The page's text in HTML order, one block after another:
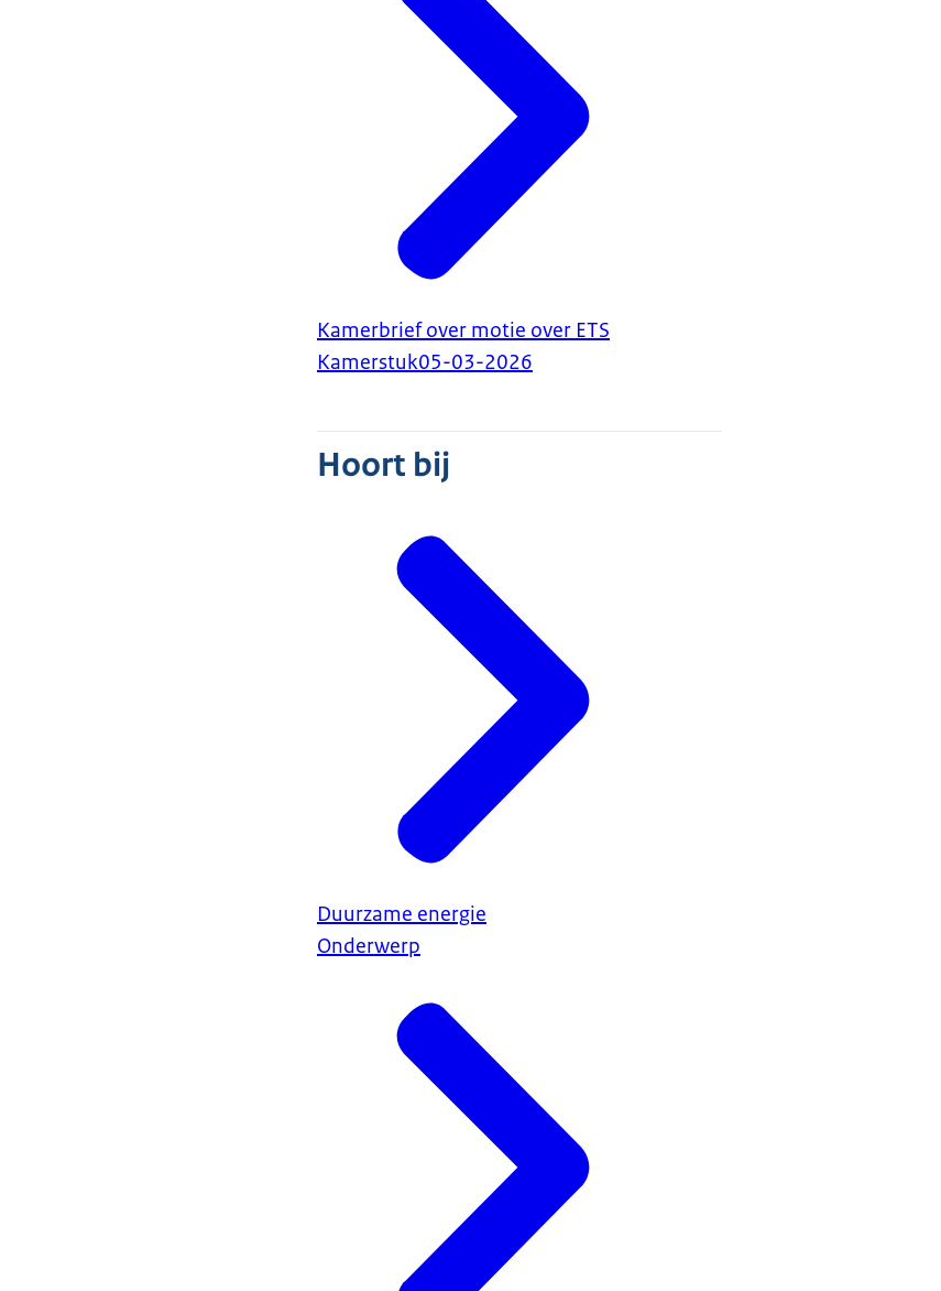
Kamerbrief over motie over ETS
Kamerstuk05-03-2026
Hoort bij
Duurzame energie
Onderwerp